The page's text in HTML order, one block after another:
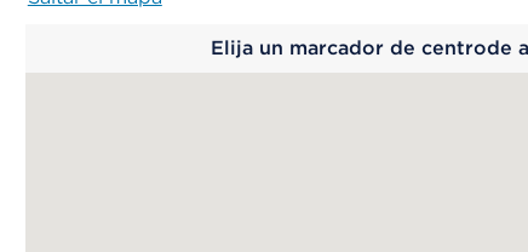
Elija un marcador de centrode